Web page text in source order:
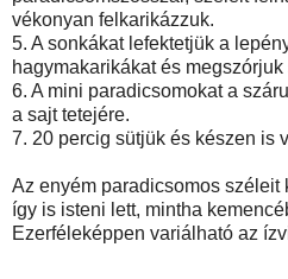
vékonyan felkarikázzuk.
5. A sonkákat lefektetjük a
hagymakarikákat és megszórjuk
6. A mini paradicsomokat a
a sajt tetejére.
7. 20 percig sütjük és készen is
Az enyém paradicsomos széleit
így is isteni lett, mintha
Ezerféleképpen variálható az